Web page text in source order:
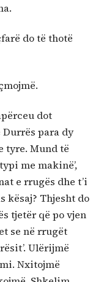
do të thotë
dot
para dy
tyre. Mund të
me makinë’,
e rrugës dhe t’i
kësaj? Thjesht do
tjetër që po vjen
se në rrugët
Ulërijmë
Nxitojmë